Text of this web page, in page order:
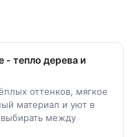
- тепло дерева и
оттенков, мягкое
материал и уют в
между